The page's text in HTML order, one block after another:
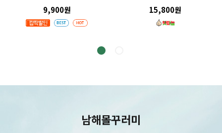
9,900원 15,800원
남해몰꾸러미